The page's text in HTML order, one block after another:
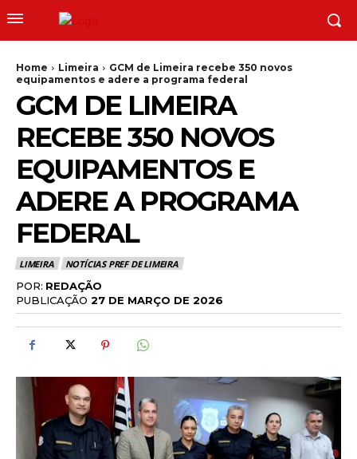
Home Limeira
GCM de Limeira recebe 350 novos
equipamentos e adere a programa federal
GCM DE LIMEIRA
RECEBE 350 NOVOS
EQUIPAMENTOS E
ADERE A PROGRAMA
FEDERAL
LIMEIRA NOTÍCIAS PREF DE LIMEIRA
POR: REDAÇÃO
PUBLICAÇÃO 27 DE MARÇO DE 2026